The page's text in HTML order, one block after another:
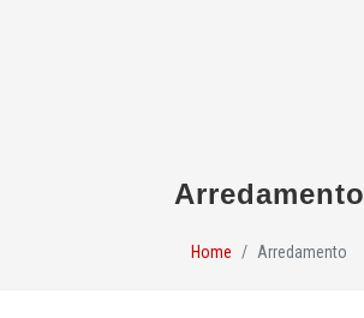
Arredamento
Home Arredamento